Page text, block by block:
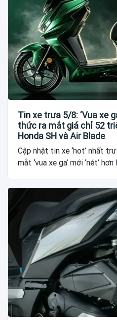
Tin xe trưa 5/8: ‘Vua xe
thức ra mắt giá chỉ 52
Honda SH và Air Blade
Cập nhật tin xe ‘hot’ nhất
mắt ‘vua xe ga’ mới ‘nét’ hơn